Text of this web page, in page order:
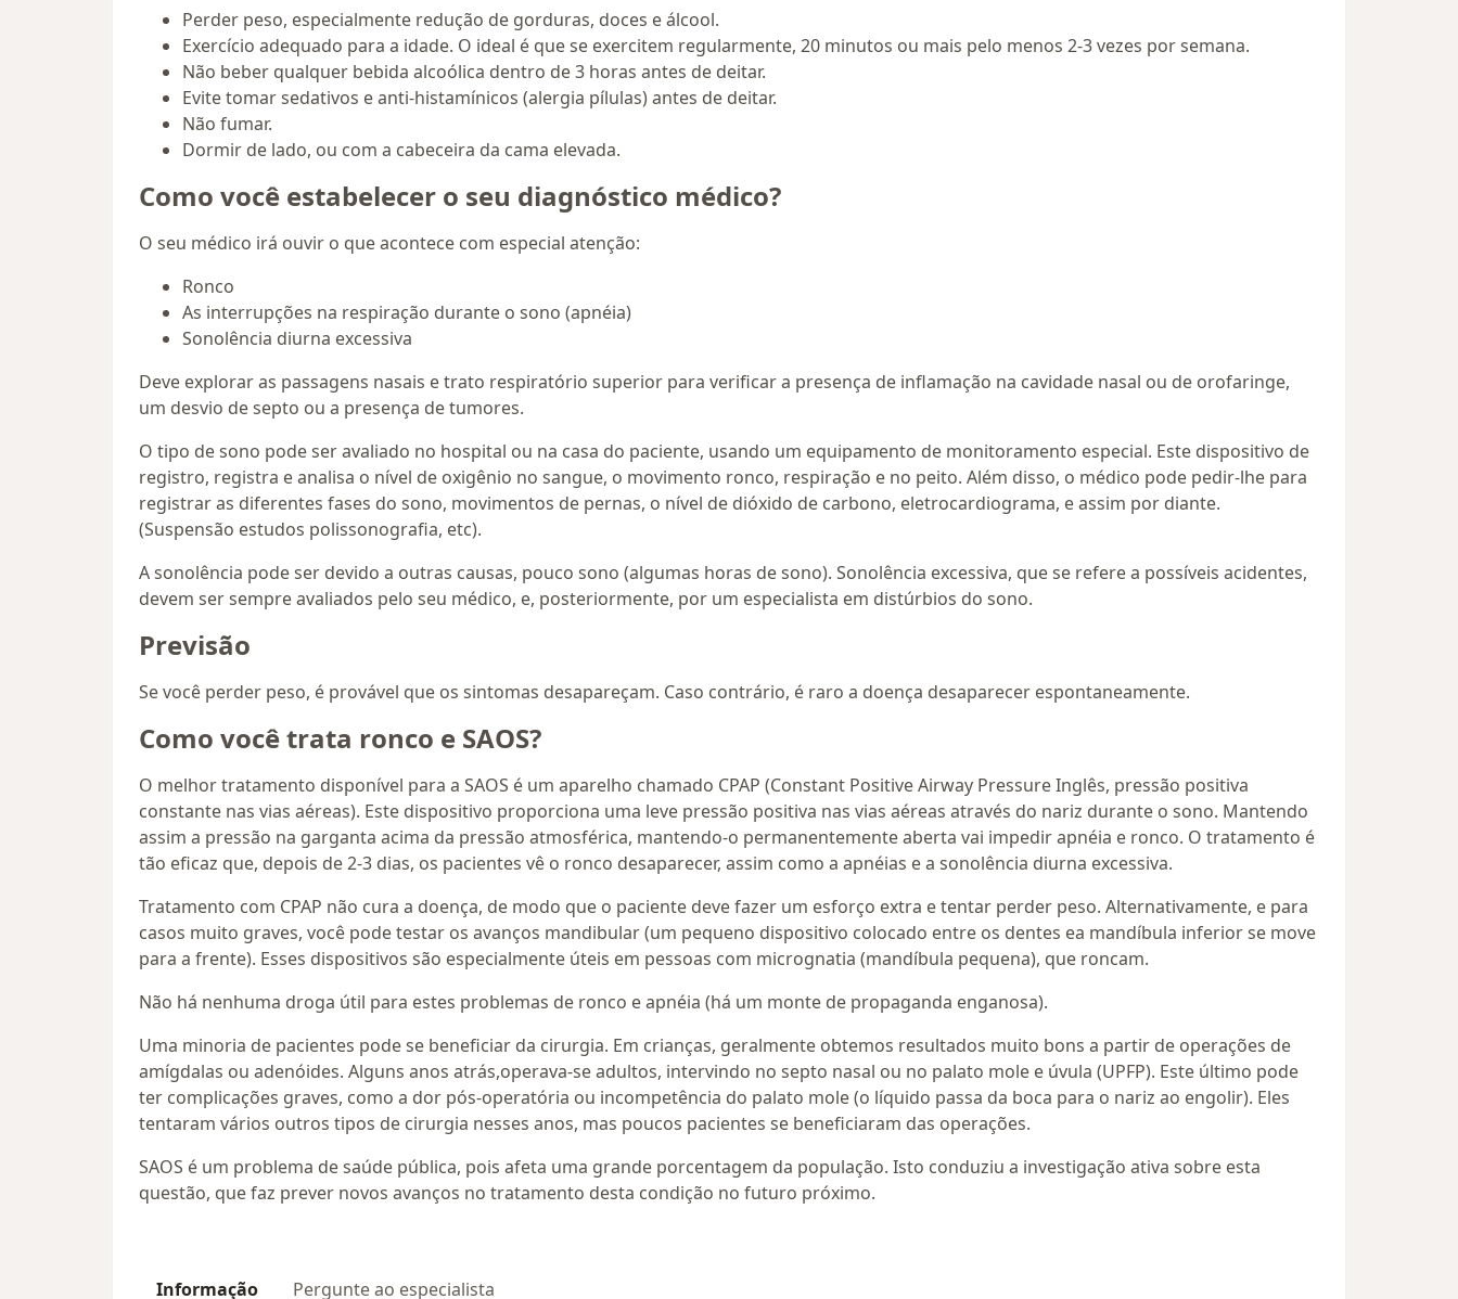
Perder peso, especialmente redução de gorduras, doces e álcool.
Exercício adequado para a idade. O ideal é que se exercitem regularmente, 20 minutos ou mais pelo menos 2-3 vezes por semana.
Não beber qualquer bebida alcoólica dentro de 3 horas antes de deitar.
Evite tomar sedativos e anti-histamínicos (alergia pílulas) antes de deitar.
Não fumar.
Dormir de lado, ou com a cabeceira da cama elevada.
Como você estabelecer o seu diagnóstico médico?
O seu médico irá ouvir o que acontece com especial atenção:
Ronco
As interrupções na respiração durante o sono (apnéia)
Sonolência diurna excessiva
Deve explorar as passagens nasais e trato respiratório superior para verificar a presença de inflamação na cavidade nasal ou de orofaringe,
um desvio de septo ou a presença de tumores.
O tipo de sono pode ser avaliado no hospital ou na casa do paciente, usando um equipamento de monitoramento especial. Este dispositivo de
registro, registra e analisa o nível de oxigênio no sangue, o movimento ronco, respiração e no peito. Além disso, o médico pode pedir-lhe para
registrar as diferentes fases do sono, movimentos de pernas, o nível de dióxido de carbono, eletrocardiograma, e assim por diante.
(Suspensão estudos polissonografia, etc).
A sonolência pode ser devido a outras causas, pouco sono (algumas horas de sono). Sonolência excessiva, que se refere a possíveis acidentes,
devem ser sempre avaliados pelo seu médico, e, posteriormente, por um especialista em distúrbios do sono.
Previsão
Se você perder peso, é provável que os sintomas desapareçam. Caso contrário, é raro a doença desaparecer espontaneamente.
Como você trata ronco e SAOS?
O melhor tratamento disponível para a SAOS é um aparelho chamado CPAP (Constant Positive Airway Pressure Inglês, pressão positiva
constante nas vias aéreas). Este dispositivo proporciona uma leve pressão positiva nas vias aéreas através do nariz durante o sono. Mantendo
assim a pressão na garganta acima da pressão atmosférica, mantendo-o permanentemente aberta vai impedir apnéia e ronco. O tratamento é
tão eficaz que, depois de 2-3 dias, os pacientes vê o ronco desaparecer, assim como a apnéias e a sonolência diurna excessiva.
Tratamento com CPAP não cura a doença, de modo que o paciente deve fazer um esforço extra e tentar perder peso. Alternativamente, e para
casos muito graves, você pode testar os avanços mandibular (um pequeno dispositivo colocado entre os dentes ea mandíbula inferior se move
para a frente). Esses dispositivos são especialmente úteis em pessoas com micrognatia (mandíbula pequena), que roncam.
Não há nenhuma droga útil para estes problemas de ronco e apnéia (há um monte de propaganda enganosa).
Uma minoria de pacientes pode se beneficiar da cirurgia. Em crianças, geralmente obtemos resultados muito bons a partir de operações de
amígdalas ou adenóides. Alguns anos atrás,operava-se adultos, intervindo no septo nasal ou no palato mole e úvula (UPFP). Este último pode
ter complicações graves, como a dor pós-operatória ou incompetência do palato mole (o líquido passa da boca para o nariz ao engolir). Eles
tentaram vários outros tipos de cirurgia nesses anos, mas poucos pacientes se beneficiaram das operações.
SAOS é um problema de saúde pública, pois afeta uma grande porcentagem da população. Isto conduziu a investigação ativa sobre esta
questão, que faz prever novos avanços no tratamento desta condição no futuro próximo.
Informação Pergunte ao especialista